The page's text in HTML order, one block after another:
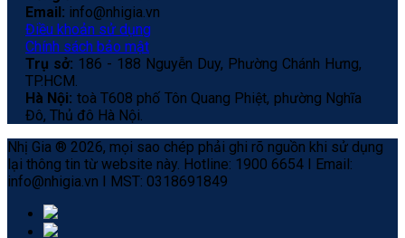
Email: info@nhigia.vn
Điều khoản sử dụng
Chính sách bảo mật
Trụ sở: 186 - 188 Nguyễn Duy, Phường Chánh Hưng,
TP.HCM.
Hà Nội: toà T608 phố Tôn Quang Phiệt, phường Nghĩa
Đô, Thủ đô Hà Nội.
Nhị Gia ® 2026, mọi sao chép phải ghi rõ nguồn khi sử dụng
lại thông tin từ website này. Hotline: 1900 6654 I Email:
info@nhigia.vn I MST: 0318691849